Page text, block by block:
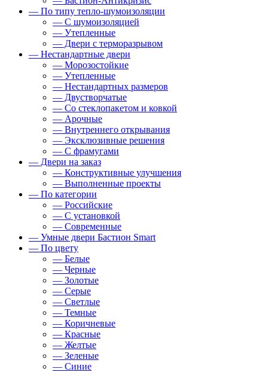
— По типу тепло-шумоизоляции
— С шумоизоляцией
— Утепленные
— Двери с терморазрывом
— Нестандартные двери
— Морозостойкие
— Утепленные
— Нестандартных размеров
— Двустворчатые
— Со стеклопакетом и ковкой
— Арочные
— Внутреннего открывания
— Эксклюзивные решения
— С фрамугами
— Двери на заказ
— Конструктивные улучшения
— Выполненные проекты
— По категории
— Российские
— С установкой
— Современные
— Умные двери Бастион Smart
— По цвету
— Белые
— Черные
— Золотые
— Серые
— Светлые
— Темные
— Коричневые
— Красные
— Желтые
— Зеленые
— Синие